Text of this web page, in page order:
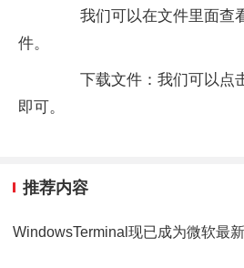
我们可以在文件里面查
件。
下载文件：我们可以点
即可。
推荐内容
WindowsTerminal现已成为微软最